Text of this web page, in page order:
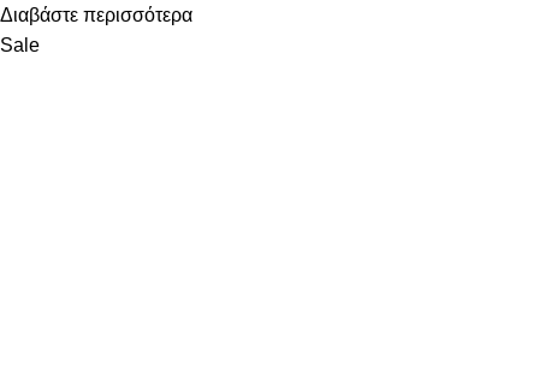
Διαβάστε περισσότερα
Sale